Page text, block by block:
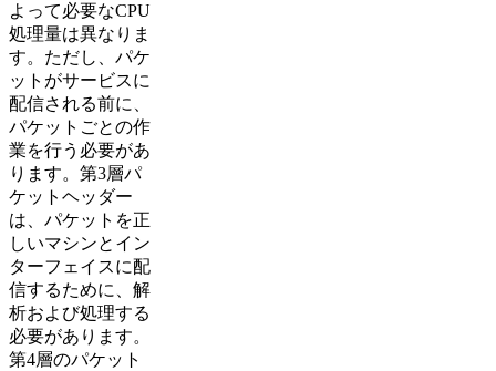
よって必要なCPU
処理量は異なりま
す。ただし、パケ
ットがサービスに
配信される前に、
パケットごとの作
業を行う必要があ
ります。第3層パ
ケットヘッダー
は、パケットを正
しいマシンとイン
ターフェイスに配
信するために、解
析および処理する
必要があります。
第4層のパケット